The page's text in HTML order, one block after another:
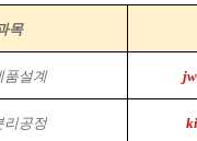
목
품설계
리공정